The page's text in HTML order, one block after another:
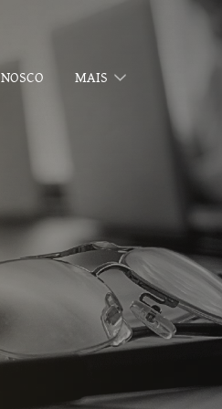
MAIS